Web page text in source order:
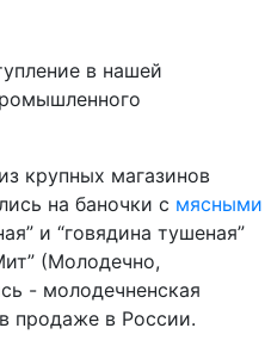
в нашей
крупных магазинов
на баночки с мясными
и “говядина тушеная”
(Молодечно,
- молодечненская
продаже в России.